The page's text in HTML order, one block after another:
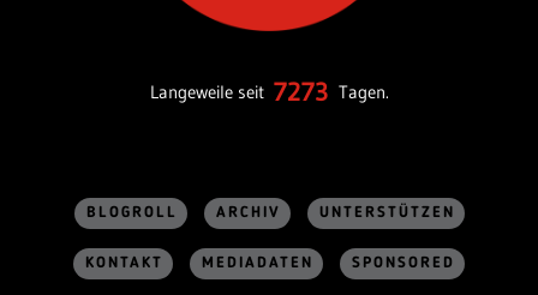
Langeweile seit 7273 Tagen.
BLOGROLL ARCHIV UNTERSTÜTZEN
KONTAKT MEDIADATEN SPONSORED